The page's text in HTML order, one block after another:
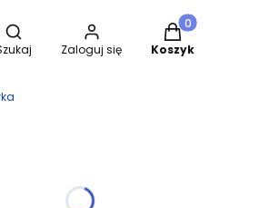
Otwórz wyszukiwarkę
Zaloguj się
Produkty w
Koszyk